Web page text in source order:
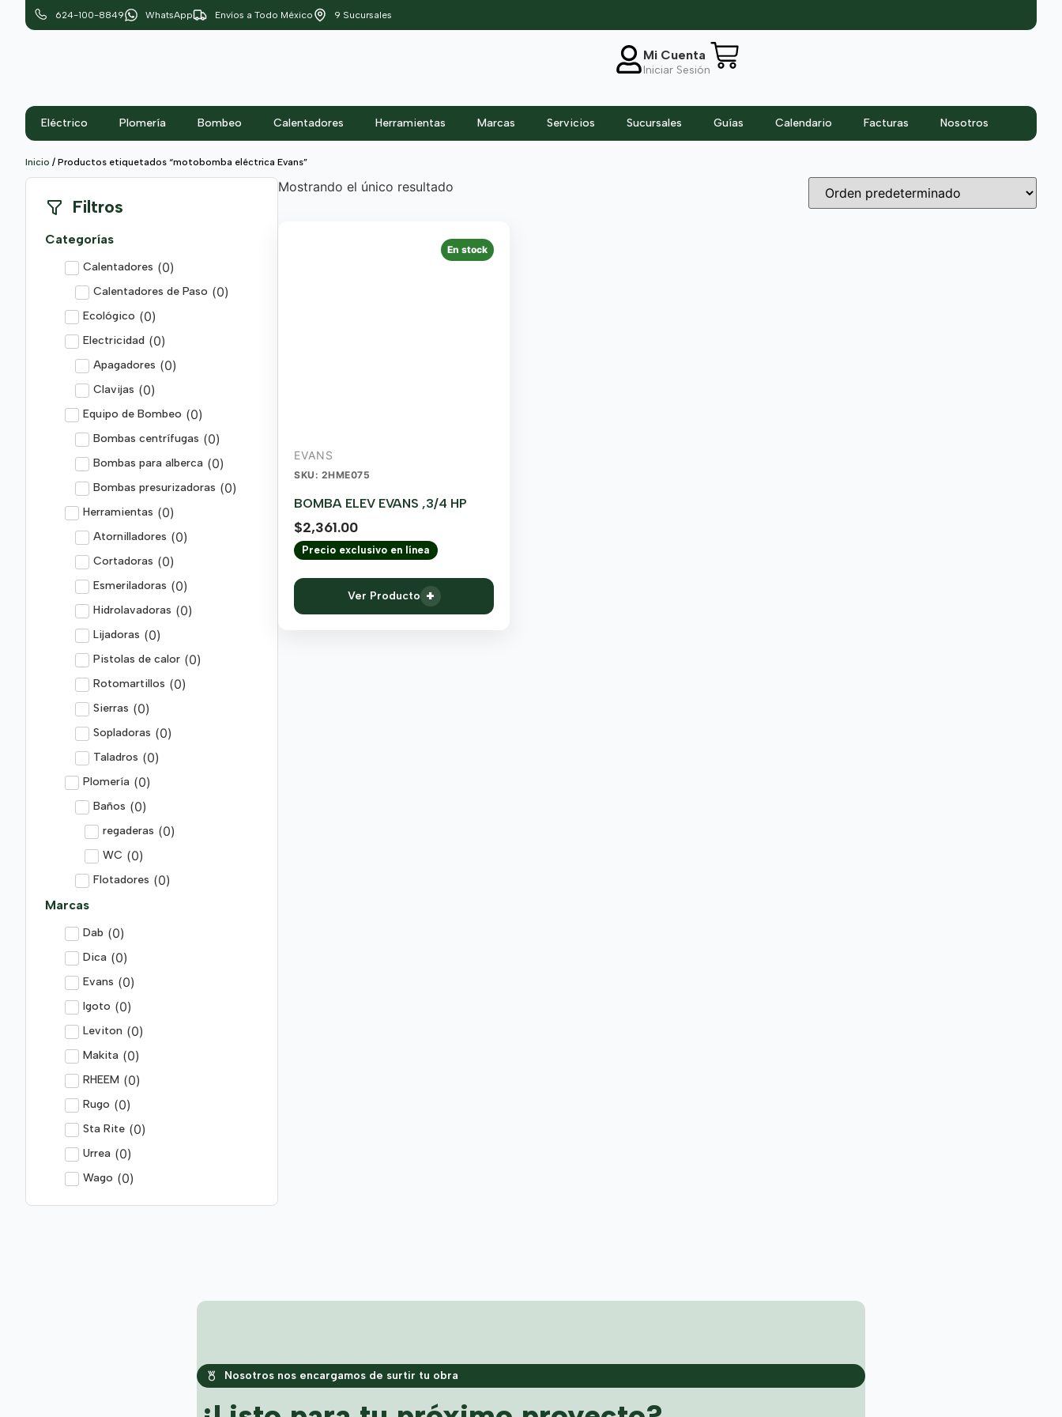
624-100-8849 WhatsApp Envíos a Todo México 9 Sucursales
Mi Cuenta
Iniciar Sesión
Eléctrico Plomería Bombeo Calentadores Herramientas Marcas Servicios Sucursales Guías Calendario Facturas Nosotros
Inicio / Productos etiquetados “motobomba eléctrica Evans”
Filtros
Categorías
Calentadores (0)
Calentadores de Paso (0)
Ecológico (0)
Electricidad (0)
Apagadores (0)
Clavijas (0)
Equipo de Bombeo (0)
Bombas centrífugas (0)
Bombas para alberca (0)
Bombas presurizadoras (0)
Herramientas (0)
Atornilladores (0)
Cortadoras (0)
Esmeriladoras (0)
Hidrolavadoras (0)
Lijadoras (0)
Pistolas de calor (0)
Rotomartillos (0)
Sierras (0)
Sopladoras (0)
Taladros (0)
Plomería (0)
Baños (0)
regaderas (0)
WC (0)
Flotadores (0)
Marcas
Dab (0)
Dica (0)
Evans (0)
Igoto (0)
Leviton (0)
Makita (0)
RHEEM (0)
Rugo (0)
Sta Rite (0)
Urrea (0)
Wago (0)
Mostrando el único resultado
En stock
EVANS
SKU: 2HME075
BOMBA ELEV EVANS ,3/4 HP
$2,361.00
Precio exclusivo en línea
Ver Producto +
Nosotros nos encargamos de surtir tu obra